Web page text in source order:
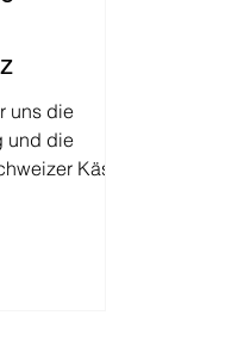
uns die
und die
Käse